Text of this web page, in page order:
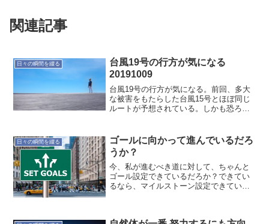
関連記事
日々の瞬間を綴る
台風19号の行方が気になる
20191009
台風19号の行方が気になる。前回、多大
な被害をもたらした台風15号とほぼ同じ
ルートが予想されている。しかも恐ろし
に備えよう。
日々の瞬間を綴る
ゴールに向かって進んでいるだろ
うか？
今、私が進むべき道に対して、ちゃんと
ゴール設定できているだろか？できてい
るなら、マイルストーン設定できている